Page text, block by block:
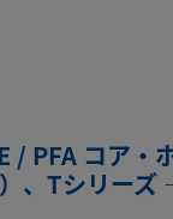
/ PFA コア・
、Tシリーズ